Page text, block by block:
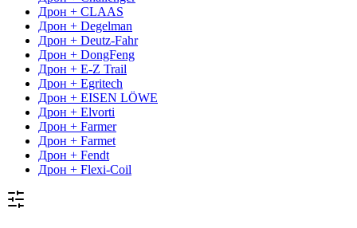
Дрон + CLAAS
Дрон + Degelman
Дрон + Deutz-Fahr
Дрон + DongFeng
Дрон + E-Z Trail
Дрон + Egritech
Дрон + EISEN LÖWE
Дрон + Elvorti
Дрон + Farmer
Дрон + Farmet
Дрон + Fendt
Дрон + Flexi-Coil